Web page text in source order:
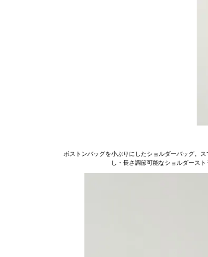
ボストンバッグを小ぶりにしたショルダーバッグ。
し・長さ調節可能なショルダース